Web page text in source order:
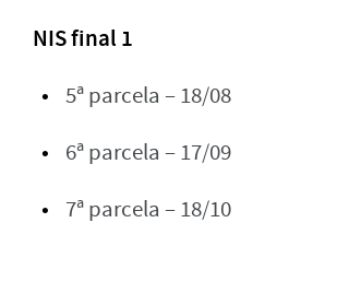
NIS final 1
5ª parcela – 18/08
6ª parcela – 17/09
7ª parcela – 18/10